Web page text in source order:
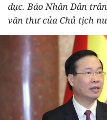
DU LỊCH
THẾ GIỚI
THỂ THAO
GIÁO DỤC
Y TẾ
dục. Báo Nhân Dân
văn thư của Chủ tịch